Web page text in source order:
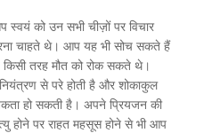
को उन सभी चीज़ों पर विचार
चाहते थे। आप यह भी सोच सकते हैं
तरह मौत को रोक सकते थे।
से परे होती है और शोकाकुल
हो सकती है। अपने प्रियजन की
होने पर राहत महसूस होने से भी आप